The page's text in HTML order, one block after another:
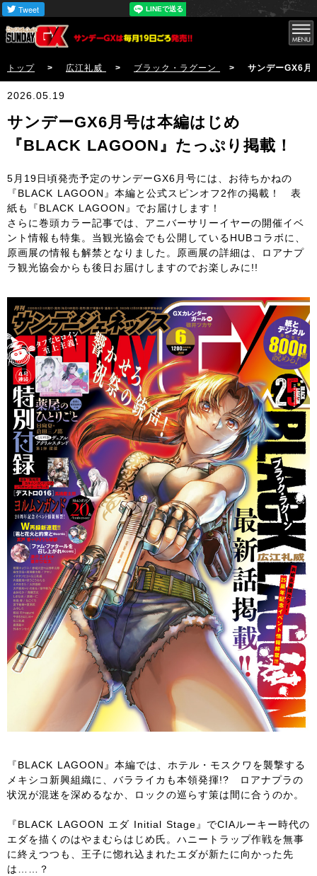
トップ > 広江礼威 > ブラック・ラグーン > サンデーGX6月号
2026.05.19
サンデーGX6月号は本編はじめ
『BLACK LAGOON』たっぷり掲載！
5月19日頃発売予定のサンデーGX6月号には、お待ちかねの
『BLACK LAGOON』本編と公式スピンオフ2作の掲載！ 表
紙も『BLACK LAGOON』でお届けします！
さらに巻頭カラー記事では、アニバーサリーイヤーの開催イベ
ント情報も特集。当観光協会でも公開しているHUBコラボに、
原画展の情報も解禁となりました。原画展の詳細は、ロアナプ
ラ観光協会からも後日お届けしますのでお楽しみに!!
『BLACK LAGOON』本編では、ホテル・モスクワを襲撃する
メキシコ新興組織に、バラライカも本領発揮!? ロアナプラの
状況が混迷を深めるなか、ロックの巡らす策は間に合うのか。
『BLACK LAGOON エダ Initial Stage』でCIAルーキー時代の
エダを描くのはやまむらはじめ氏。ハニートラップ作戦を無事
に終えつつも、王子に惚れ込まれたエダが新たに向かった先
は……？